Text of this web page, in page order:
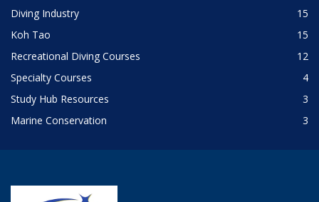
Diving Industry
15
Koh Tao
15
Recreational Diving Courses
12
Specialty Courses
4
Study Hub Resources
3
Marine Conservation
3